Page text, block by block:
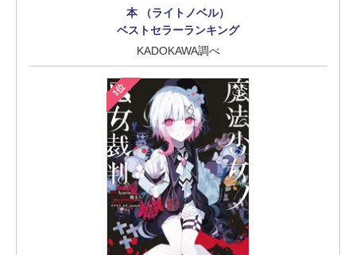
本 （ライトノベル）
ベストセラーランキング
KADOKAWA調べ
1位